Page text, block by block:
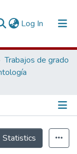
Log In (current)
Trabajos de grado
Statistics